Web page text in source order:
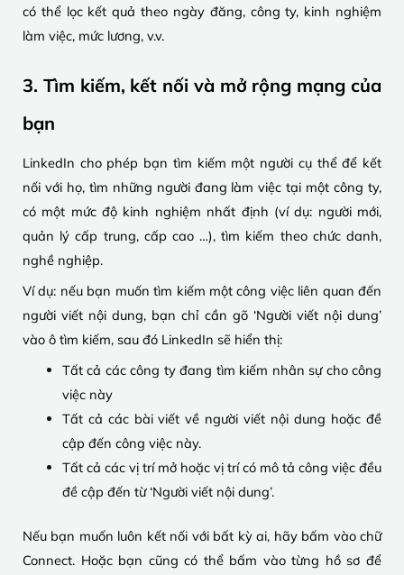
có thể lọc kết quả theo ngày đăng, công ty, kinh nghiệm
làm việc, mức lương, v.v.
3. Tìm kiếm, kết nối và mở rộng mạng của
bạn
LinkedIn cho phép bạn tìm kiếm một người cụ thể để kết
nối với họ, tìm những người đang làm việc tại một công ty,
có một mức độ kinh nghiệm nhất định (ví dụ: người mới,
quản lý cấp trung, cấp cao …), tìm kiếm theo chức danh,
nghề nghiệp.
Ví dụ: nếu bạn muốn tìm kiếm một công việc liên quan đến
người viết nội dung, bạn chỉ cần gõ ‘Người viết nội dung’
vào ô tìm kiếm, sau đó LinkedIn sẽ hiển thị:
Tất cả các công ty đang tìm kiếm nhân sự cho công
việc này
Tất cả các bài viết về người viết nội dung hoặc đề
cập đến công việc này.
Tất cả các vị trí mở hoặc vị trí có mô tả công việc đều
đề cập đến từ ‘Người viết nội dung’.
Nếu bạn muốn luôn kết nối với bất kỳ ai, hãy bấm vào chữ
Connect. Hoặc bạn cũng có thể bấm vào từng hồ sơ để